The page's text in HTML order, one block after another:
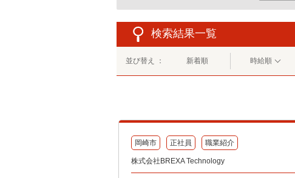
検索結果一覧
並び替え ： 新着順 時給順
岡崎市 正社員 職業紹介
株式会社BREXA Technology